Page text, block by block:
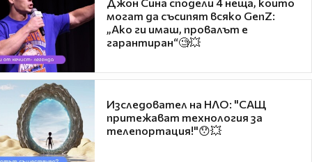
могат да съсипят всяко GenZ:
„Ако ги имаш, провалът е
гарантиран“🧐💥
Изследовател на НЛО: "САЩ
притежават технология за
телепортация!"😯💥